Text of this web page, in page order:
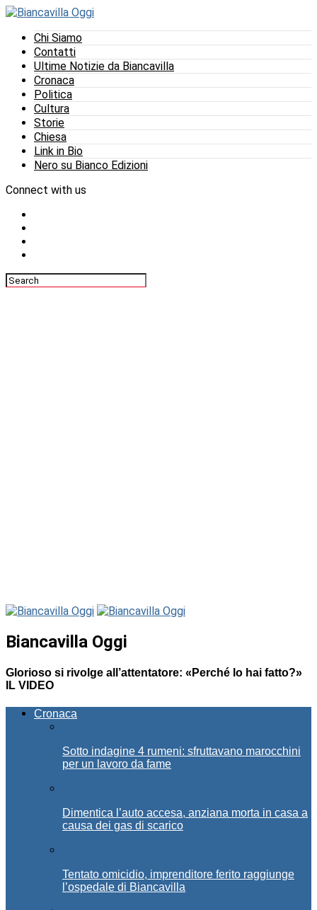
Chi Siamo
Contatti
Ultime Notizie da Biancavilla
Cronaca
Politica
Cultura
Storie
Chiesa
Link in Bio
Nero su Bianco Edizioni
Connect with us
Biancavilla Oggi
Glorioso si rivolge all’attentatore: «Perché lo hai fatto?»
IL VIDEO
Cronaca
Sotto indagine 4 rumeni: sfruttavano marocchini
per un lavoro da fame
Dimentica l’auto accesa, anziana morta in casa a
causa dei gas di scarico
Tentato omicidio, imprenditore ferito raggiunge
l’ospedale di Biancavilla